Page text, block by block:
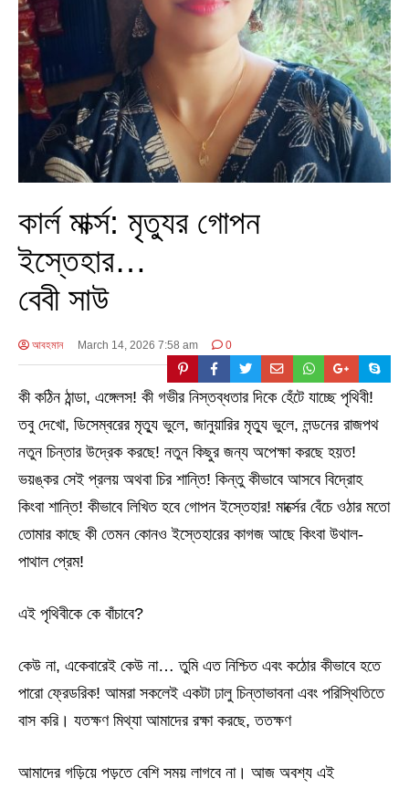
কার্ল মার্ক্স: মৃত্যুর গোপন
ইস্তেহার…
বেবী সাউ
আবহমান March 14, 2026 7:58 am 0
কী কঠিন ঠান্ডা, এঙ্গেলস! কী গভীর নিস্তব্ধতার দিকে হেঁটে যাচ্ছে পৃথিবী!
তবু দেখো, ডিসেম্বরের মৃত্যু ভুলে, জানুয়ারির মৃত্যু ভুলে, লন্ডনের রাজপথ
নতুন চিন্তার উদ্রেক করছে! নতুন কিছুর জন্য অপেক্ষা করছে হয়ত!
ভয়ঙ্কর সেই প্রলয় অথবা চির শান্তি! কিন্তু কীভাবে আসবে বিদ্রোহ
কিংবা শান্তি! কীভাবে লিখিত হবে গোপন ইস্তেহার! মার্ক্সের বেঁচে ওঠার মতো
তোমার কাছে কী তেমন কোনও ইস্তেহারের কাগজ আছে কিংবা উথাল-
পাথাল প্রেম!
এই পৃথিবীকে কে বাঁচাবে?
কেউ না, একেবারেই কেউ না… তুমি এত নিশ্চিত এবং কঠোর কীভাবে হতে
পারো ফ্রেডরিক! আমরা সকলেই একটা ঢালু চিন্তাভাবনা এবং পরিস্থিতিতে
বাস করি। যতক্ষণ মিথ্যা আমাদের রক্ষা করছে, ততক্ষণ
আমাদের গড়িয়ে পড়তে বেশি সময় লাগবে না। আজ অবশ্য এই